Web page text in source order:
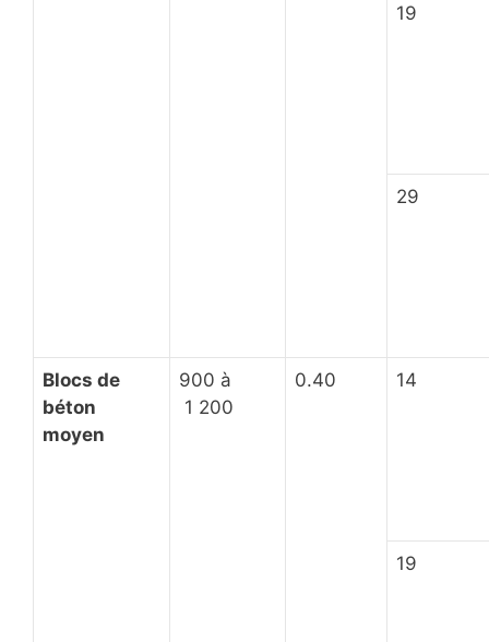
19
29
Blocs de
béton
moyen
900 à
1 200
0.40 14
19